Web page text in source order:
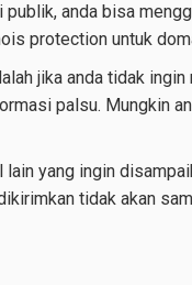
anda bisa
protection untuk
jika anda tidak
palsu. Mungkin
yang ingin
tidak akan